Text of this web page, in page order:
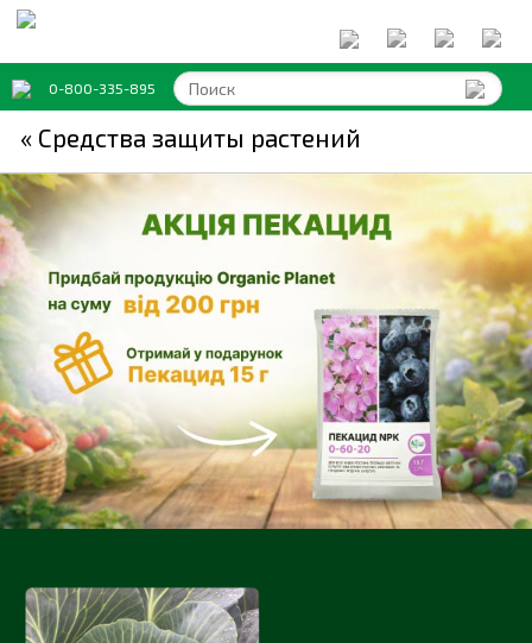
0-800-335-895
« Средства защиты растений